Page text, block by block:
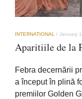
INTERNATIONAL / January
Aparitiile de la
Febra decernării
a început în plină
premiilor Golden